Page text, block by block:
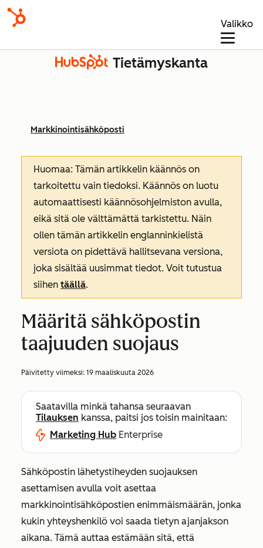
Valikko
Tietämyskanta
Markkinointisähköposti
Huomaa: Tämän artikkelin käännös on
tarkoitettu vain tiedoksi. Käännös on luotu
automaattisesti käännösohjelmiston avulla,
eikä sitä ole välttämättä tarkistettu. Näin
ollen tämän artikkelin englanninkielistä
versiota on pidettävä hallitsevana versiona,
joka sisältää uusimmat tiedot. Voit tutustua
siihen täällä.
Määritä sähköpostin
taajuuden suojaus
Päivitetty viimeksi: 19 maaliskuuta 2026
Saatavilla minkä tahansa seuraavan
Tilauksen kanssa, paitsi jos toisin mainitaan:
Marketing Hub Enterprise
Sähköpostin lähetystiheyden suojauksen
asettamisen avulla voit asettaa
markkinointisähköpostien enimmäismäärän, jonka
kukin yhteyshenkilö voi saada tietyn ajanjakson
aikana. Tämä auttaa estämään sitä, että